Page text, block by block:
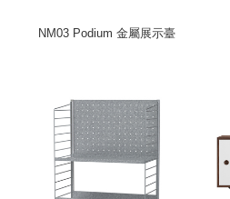
NM03 Podium 金屬展示臺